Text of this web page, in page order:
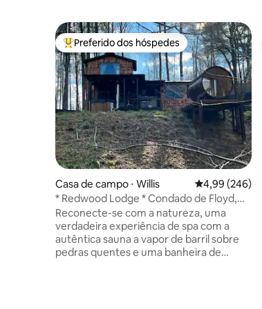
Entre os melhores preferidos dos hóspedes
Preferido dos hóspedes
Casa de campo ⋅ Willis 4,99 de uma
4,99 (246)
* Redwood Lodge * Condado de Floyd,
Virgínia
Reconecte-se com a natureza, uma
verdadeira experiência de spa com a
autêntica sauna a vapor de barril sobre
pedras quentes e uma banheira de